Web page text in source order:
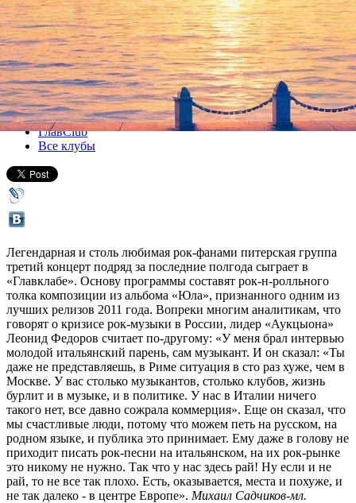
Концерт группы «Аукцыон»
03 ноября 2012, суббота,20.00
Версия для печати
Все концерты
ГлавClub
Все клубы
Легендарная и столь любимая рок-фанами питерская группа
третий концерт подряд за последние полгода сыграет в
«Главклабе». Основу программы составят рок-н-ролльного
толка композиции из альбома «Юла», признанного одним из
лучших релизов 2011 года. Вопреки многим аналитикам, что
говорят о кризисе рок-музыки в России, лидер «Аукцыона»
Леонид Федоров считает по-другому: «У меня брал интервью
молодой итальянский парень, сам музыкант. И он сказал: «Ты
даже не представляешь, в Риме ситуация в сто раз хуже, чем в
Москве. У вас столько музыкантов, столько клубов, жизнь
бурлит и в музыке, и в политике. У нас в Италии ничего
такого нет, все давно сожрала коммерция». Еще он сказал, что
мы счастливые люди, потому что можем петь на русском, на
родном языке, и публика это принимает. Ему даже в голову не
приходит писать рок-песни на итальянском, на их рок-рынке
это никому не нужно. Так что у нас здесь рай! Ну если и не
рай, то не все так плохо. Есть, оказывается, места и похуже, и
не так далеко - в центре Европе». Михаил Садчиков-мл.